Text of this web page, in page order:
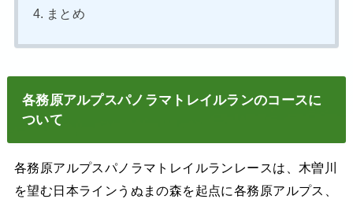
まとめ
各務原アルプスパノラマ トレイルランのコースに
ついて
各務原アルプスパノラマトレイルランレースは、木曽川
を望む日本ラインうぬまの森を起点に各務原アルプス、